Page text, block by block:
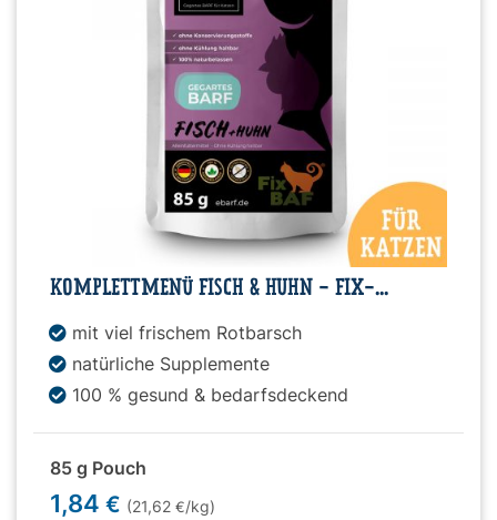
KOMPLETTMENÜ FISCH & HUHN - FIX-...
mit viel frischem Rotbarsch
natürliche Supplemente
100 % gesund & bedarfsdeckend
85 g Pouch
1,84 € (21,62 €/kg)